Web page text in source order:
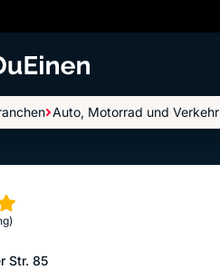
Auto, Motorrad und Verkehr
Str. 85